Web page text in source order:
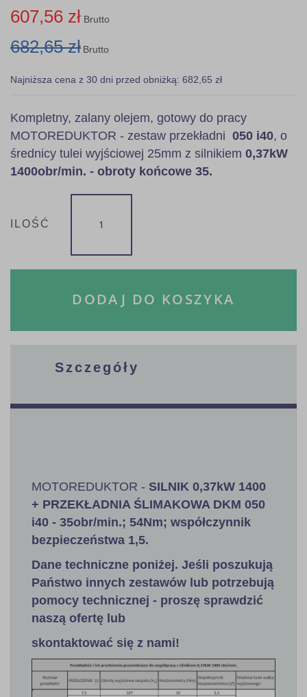
607,56 zł Brutto
682,65 zł Brutto
Najniższa cena z 30 dni przed obniżką: 682,65 zł
Kompletny, zalany olejem, gotowy do pracy
MOTOREDUKTOR - zestaw przekładni 050 i40, o
średnicy tulei wyjściowej 25mm z silnikiem 0,37kW
1400obr/min. - obroty końcowe 35.
ILOŚĆ
DODAJ DO KOSZYKA
Szczegóły
MOTOREDUKTOR - SILNIK 0,37kW 1400
+ PRZEKŁADNIA ŚLIMAKOWA DKM 050
i40 - 35obr/min.; 54Nm; współczynnik
bezpieczeństwa 1,5.
Dane techniczne poniżej. Jeśli poszukują
Państwo innych zestawów lub potrzebują
pomocy technicznej - proszę sprawdzić
naszą ofertę lub
skontaktować się z nami!